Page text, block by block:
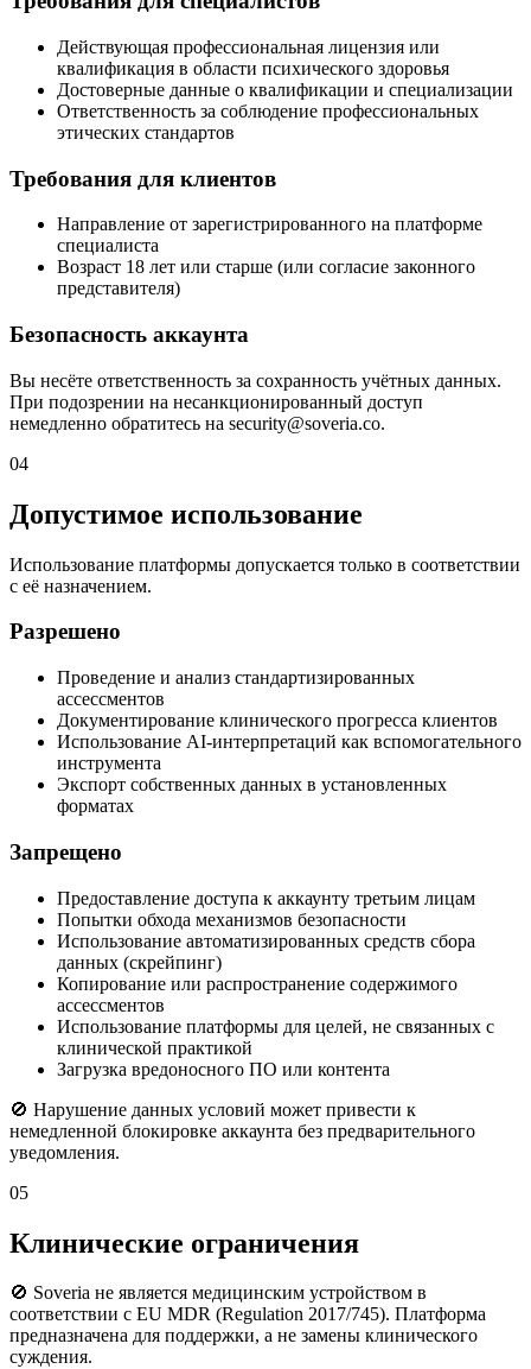
Действующая профессиональная лицензия или
квалификация в области психического здоровья
Достоверные данные о квалификации и специализации
Ответственность за соблюдение профессиональных
этических стандартов
Требования для клиентов
Направление от зарегистрированного на платформе
специалиста
Возраст 18 лет или старше (или согласие законного
представителя)
Безопасность аккаунта
Вы несёте ответственность за сохранность учётных данных.
При подозрении на несанкционированный доступ
немедленно обратитесь на security@soveria.co.
04
Допустимое использование
Использование платформы допускается только в соответствии
с её назначением.
Разрешено
Проведение и анализ стандартизированных
ассессментов
Документирование клинического прогресса клиентов
Использование AI-интерпретаций как вспомогательного
инструмента
Экспорт собственных данных в установленных
форматах
Запрещено
Предоставление доступа к аккаунту третьим лицам
Попытки обхода механизмов безопасности
Использование автоматизированных средств сбора
данных (скрейпинг)
Копирование или распространение содержимого
ассессментов
Использование платформы для целей, не связанных с
клинической практикой
Загрузка вредоносного ПО или контента
🚫 Нарушение данных условий может привести к
немедленной блокировке аккаунта без предварительного
уведомления.
05
Клинические ограничения
🚫 Soveria не является медицинским устройством в
соответствии с EU MDR (Regulation 2017/745). Платформа
предназначена для поддержки, а не замены клинического
суждения.